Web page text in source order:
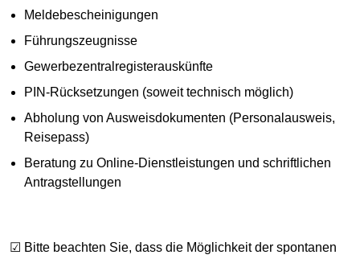
Meldebescheinigungen
Führungszeugnisse
Gewerbezentralregisterauskünfte
PIN-Rücksetzungen (soweit technisch möglich)
Abholung von Ausweisdokumenten (Personalausweis,
Reisepass)
Beratung zu Online-Dienstleistungen und schriftlichen
Antragstellungen
☑ Bitte beachten Sie, dass die Möglichkeit der spontanen